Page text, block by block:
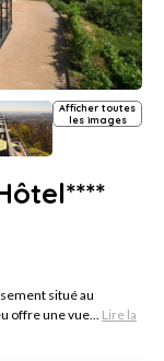
Afficher toutes
les images
situé au
offre une vue... Lire la